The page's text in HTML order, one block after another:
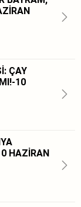
ÇAY
10
HAZİRAN